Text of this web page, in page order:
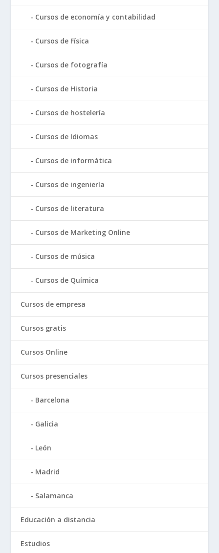
Cursos de economía y contabilidad
Cursos de Física
Cursos de fotografía
Cursos de Historia
Cursos de hostelería
Cursos de Idiomas
Cursos de informática
Cursos de ingeniería
Cursos de literatura
Cursos de Marketing Online
Cursos de música
Cursos de Química
Cursos de empresa
Cursos gratis
Cursos Online
Cursos presenciales
Barcelona
Galicia
León
Madrid
Salamanca
Educación a distancia
Estudios